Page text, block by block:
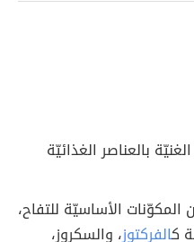
بالعناصر الغذائيّة
المكوّنات الأساسيّة للتفاح،
كالفركتوز، والسكروز،